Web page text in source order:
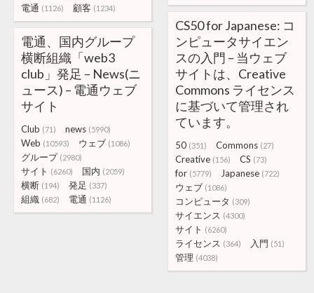
電通 (1126) 顧客 (1234)
CS50 for Japanese: コ
ンピュータサイエン
スの入門 – 当ウェブ
サイトは、Creative
Commons ライセンス
に基づいて管理され
ています。
50 (351) Commons (27)
Creative (156) CS (73)
for (5779) Japanese (722)
ウェブ (1086)
コンピュータ (309)
サイエンス (4300)
サイト (6260)
ライセンス (364) 入門 (51)
管理 (4038)
電通、国内グループ
横断組織「web3
club」発足 – News(ニ
ュース) – 電通ウェブ
サイト
Club (71) news (5990)
Web (10593) ウェブ (1086)
グループ (2980)
サイト (6260) 国内 (2059)
横断 (194) 発足 (337)
組織 (682) 電通 (1126)